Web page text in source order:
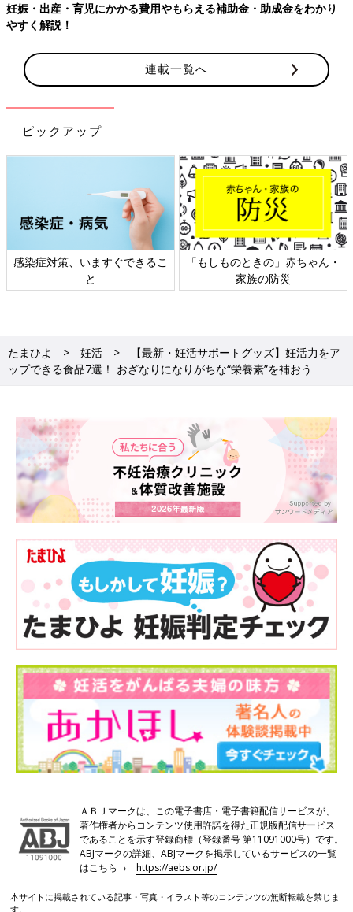
・出産・育児にかかる費用やもらえる補助金・助成金をわかり
く解説！
連載一覧へ
ピックアップ
感染症対策、いますぐできるこ
と
「もしものときの」赤ちゃん・
家族の防災
たまひよ 妊活
【最新・妊活サポートグッズ】妊活力をア
ップできる食品7選！ おざなりになりがちな“栄養素”を補おう
ＡＢＪマークは、この電子書店・電子書籍配信サービスが、
著作権者からコンテンツ使用許諾を得た正規版配信サービス
であることを示す登録商標（登録番号 第11091000号）です。
ABJマークの詳細、ABJマークを掲示しているサービスの一覧
はこちら→https://aebs.or.jp/
本サイトに掲載されている記事・写真・イラスト等のコンテンツの無断転載を禁じま
す。